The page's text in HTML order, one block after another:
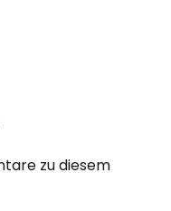
zu diesem